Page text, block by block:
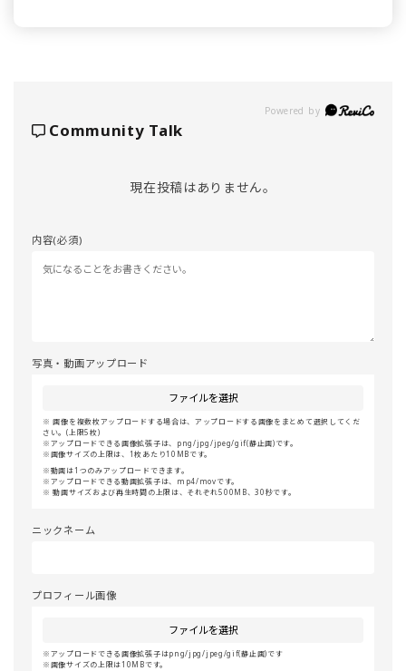
Powered by
Community Talk
現在投稿はありません。
内容(必須)
写真・動画アップロード
ファイルを選択
画像を複数枚アップロードする場合は、アップロードする画像をまとめて選択してくだ
さい。(上限5枚)
アップロードできる画像拡張子は、png/jpg/jpeg/gif(静止画)です。
画像サイズの上限は、1枚あたり10MBです。
動画は1つのみアップロードできます。
アップロードできる動画拡張子は、mp4/movです。
動画サイズおよび再生時間の上限は、それぞれ500MB、30秒です。
ニックネーム
プロフィール画像
ファイルを選択
アップロードできる画像拡張子はpng/jpg/jpeg/gif(静止画)です
画像サイズの上限は10MBです。